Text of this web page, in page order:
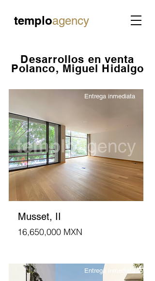
temploagency
Desarrollos en venta
Polanco, Miguel Hidalgo
Entrega inmediata
Musset, II
16,650,000 MXN
Entrega inmediata